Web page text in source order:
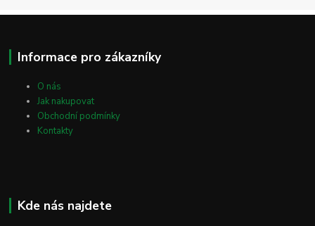
Informace pro zákazníky
O nás
Jak nakupovat
Obchodní podmínky
Kontakty
Kde nás najdete